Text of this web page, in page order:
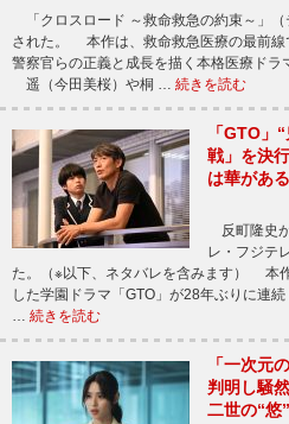
「クロスロード ～救命救急の約束～」
された。 本作は、救命救急医療の最前線
警察官らの正義と成長を描く本格医療ドラ
遥（今田美桜）や桐 … 続きを読む
「GTO」
戦」を決
は華があ
反町隆史
レ・フジテ
た。（※以下、ネタバレを含みます） 本
した学園ドラマ「GTO」が28年ぶりに連
続きを読む
「一次元
判明し騒
二世の“悠